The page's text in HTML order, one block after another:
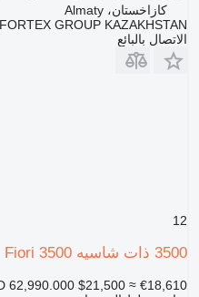
كازاخستان، Almaty
FORTEX GROUP KAZAKHSTAN
الاتصال بالبائع
12
3500 ذات شاسيه Fiori 3500
62,990.000 $21,500 ≈ €18,610